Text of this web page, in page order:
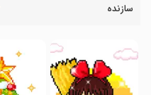
سازنده